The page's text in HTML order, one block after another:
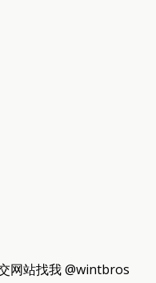
网站找我 @wintbros